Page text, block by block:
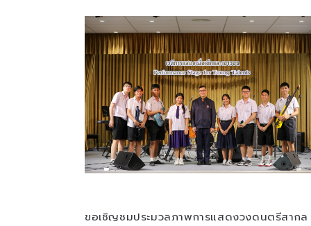
ขอเชิญชมประมวลภาพการแสดงวงดนตรีสาก